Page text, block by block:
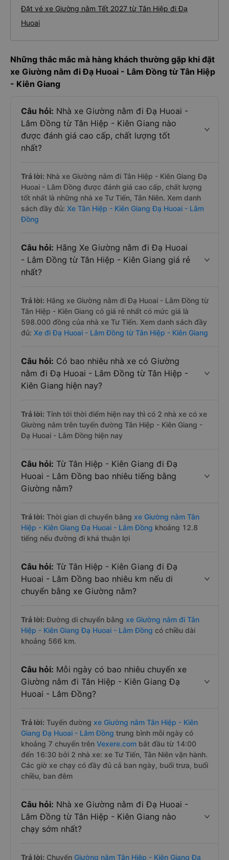
Đặt vé xe Giường nằm Tết 2027 từ Tân Hiệp đi Đạ
Huoai
Những thắc mắc mà hàng khách thường gặp khi đặt
xe Giường nằm đi Đạ Huoai - Lâm Đồng từ Tân Hiệp
- Kiên Giang
Câu hỏi: Nhà xe Giường nằm đi Đạ Huoai -
Lâm Đồng từ Tân Hiệp - Kiên Giang nào
được đánh giá cao cấp, chất lượng tốt
nhất?
Trả lời: Nhà xe Giường nằm đi Tân Hiệp - Kiên Giang Đạ
Huoai - Lâm Đồng được đánh giá cao cấp, chất lượng
tốt nhất là những nhà xe Tư Tiến, Tân Niên. Xem danh
sách đầy đủ: Xe Tân Hiệp - Kiên Giang Đạ Huoai - Lâm
Đồng
Câu hỏi: Hãng Xe Giường nằm đi Đạ Huoai
- Lâm Đồng từ Tân Hiệp - Kiên Giang giá rẻ
nhất?
Trả lời: Hãng xe Giường nằm đi Đạ Huoai - Lâm Đồng từ
Tân Hiệp - Kiên Giang có giá rẻ nhất có mức giá là
598.000 đồng của nhà xe Tư Tiến. Xem danh sách đầy
đủ: Xe đi Đạ Huoai - Lâm Đồng từ Tân Hiệp - Kiên Giang
Câu hỏi: Có bao nhiêu nhà xe có Giường
nằm đi Đạ Huoai - Lâm Đồng từ Tân Hiệp -
Kiên Giang hiện nay?
Trả lời: Tính tới thời điểm hiện nay thì có 2 nhà xe có xe
Giường nằm trên tuyến đường Tân Hiệp - Kiên Giang -
Đạ Huoai - Lâm Đồng hiện nay
Câu hỏi: Từ Tân Hiệp - Kiên Giang đi Đạ
Huoai - Lâm Đồng bao nhiêu tiếng bằng
Giường nằm?
Trả lời: Thời gian di chuyển bằng xe Giường nằm Tân
Hiệp - Kiên Giang Đạ Huoai - Lâm Đồng khoảng 12.8
tiếng nếu đường đi khá thuận lợi
Câu hỏi: Từ Tân Hiệp - Kiên Giang đi Đạ
Huoai - Lâm Đồng bao nhiêu km nếu di
chuyển bằng xe Giường nằm?
Trả lời: Đường di chuyển bằng xe Giường nằm đi Tân
Hiệp - Kiên Giang Đạ Huoai - Lâm Đồng có chiều dài
khoảng 566 km.
Câu hỏi: Mỗi ngày có bao nhiêu chuyến xe
Giường nằm đi Tân Hiệp - Kiên Giang Đạ
Huoai - Lâm Đồng?
Trả lời: Tuyến đường xe Giường nằm Tân Hiệp - Kiên
Giang Đạ Huoai - Lâm Đồng trung bình mỗi ngày có
khoảng 7 chuyến trên Vexere.com bắt đầu từ 14:00
đến 16:30 bởi 2 nhà xe: xe Tư Tiến, Tân Niên vận hành.
Các giờ xe chạy có đầy đủ cả ban ngày, buổi trưa, buổi
chiều, ban đêm
Câu hỏi: Nhà xe Giường nằm đi Đạ Huoai -
Lâm Đồng từ Tân Hiệp - Kiên Giang nào
chạy sớm nhất?
Trả lời: Chuyến Giường nằm Tân Hiệp - Kiên Giang Đạ